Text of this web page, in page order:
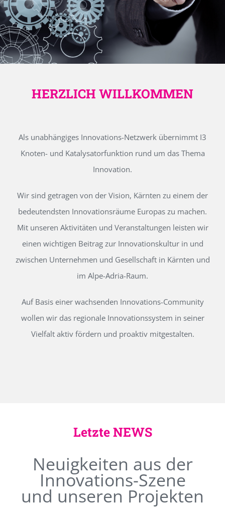
HERZLICH WILLKOMMEN
Als unabhängiges Innovations-Netzwerk übernimmt I3
Knoten- und Katalysatorfunktion rund um das Thema
Innovation.
Wir sind getragen von der Vision, Kärnten zu einem der
bedeutendsten Innovationsräume Europas zu machen.
Mit unseren Aktivitäten und Veranstaltungen leisten wir
einen wichtigen Beitrag zur Innovationskultur in und
zwischen Unternehmen und Gesellschaft in Kärnten und
im Alpe-Adria-Raum.
Auf Basis einer wachsenden Innovations-Community
wollen wir das regionale Innovationssystem in seiner
Vielfalt aktiv fördern und proaktiv mitgestalten.
Letzte NEWS
Neuigkeiten aus der
Innovations-Szene
und unseren Projekten